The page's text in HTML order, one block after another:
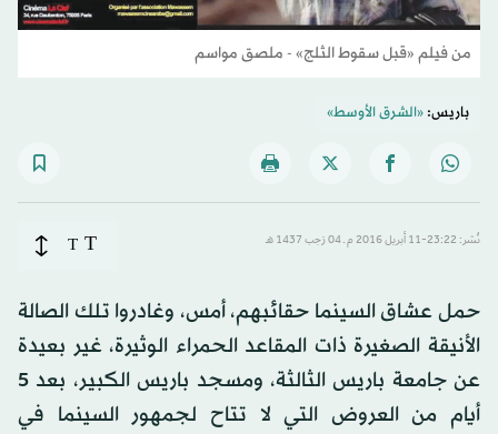
من فيلم «قبل سقوط الثلج» - ملصق مواسم
باريس:«الشرق الأوسط»
نُشر: 23:22-11 أبريل 2016 م ـ 04 رَجب 1437 هـ T
T
حمل عشاق السينما حقائبهم، أمس، وغادروا تلك الصالة
الأنيقة الصغيرة ذات المقاعد الحمراء الوثيرة، غير بعيدة
عن جامعة باريس الثالثة، ومسجد باريس الكبير، بعد 5
أيام من العروض التي لا تتاح لجمهور السينما في